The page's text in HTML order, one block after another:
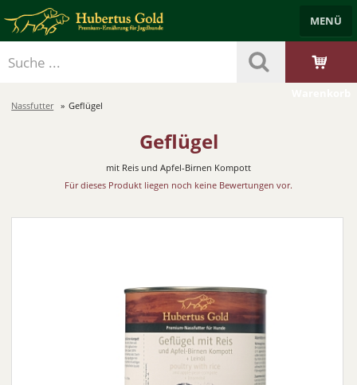
Händlerbereich Benutzerkonto Merkzettel
Zubehör
MENÜ
Nassfutter Geflügel
Geflügel
mit Reis und Apfel-Birnen Kompott
Für dieses Produkt liegen noch keine Bewertungen vor.